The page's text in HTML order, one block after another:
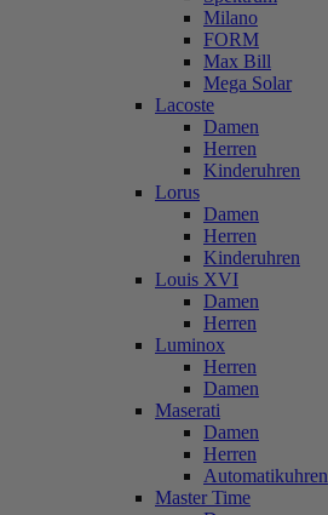
Milano
FORM
Max Bill
Mega Solar
Lacoste
Damen
Herren
Kinderuhren
Lorus
Damen
Herren
Kinderuhren
Louis XVI
Damen
Herren
Luminox
Herren
Damen
Maserati
Damen
Herren
Automatikuhren
Master Time